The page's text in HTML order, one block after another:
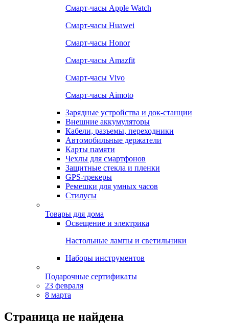
Смарт-часы Apple Watch
Смарт-часы Huawei
Смарт-часы Honor
Смарт-часы Amazfit
Смарт-часы Vivo
Смарт-часы Aimoto
Зарядные устройства и док-станции
Внешние аккумуляторы
Кабели, разъемы, переходники
Автомобильные держатели
Карты памяти
Чехлы для смартфонов
Защитные стекла и пленки
GPS-трекеры
Ремешки для умных часов
Стилусы
Товары для дома
Освещение и электрика
Настольные лампы и светильники
Наборы инструментов
Подарочные сертификаты
23 февраля
8 марта
Страница не найдена